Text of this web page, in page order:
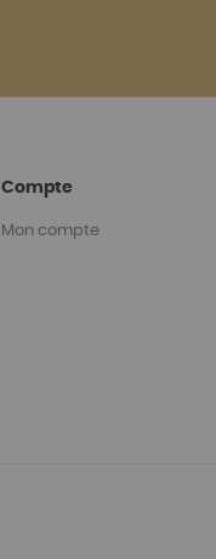
Compte
Mon compte